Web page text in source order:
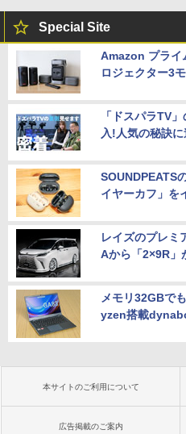
Special Site
Amazon プライ
ロジェクター3
「ドスパラTV
入!人気の秘訣
SOUNDPEATS
イヤーカフ」を
レイズのプレミ
Aから「2×9R」
メモリ32GBで
yzen搭載
本サイトのご利用について
広告掲載のご案内